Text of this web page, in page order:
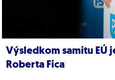
Výsledkom samitu EÚ
Roberta Fica